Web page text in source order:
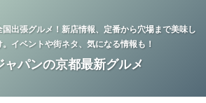
出張グルメ！新店情報、定番から穴場まで美味し
イベントや街ネタ、気になる情報も！
ャパンの京都最新グルメ